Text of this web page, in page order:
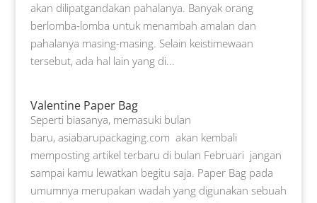
akan dilipatgandakan pahalanya. Banyak orang
berlomba-lomba untuk menambah amalan dan
pahalanya masing-masing. Selain keistimewaan
tersebut, ada hal lain yang di...
Valentine Paper Bag
Seperti biasanya, memasuki bulan
baru, asiabarupackaging.com akan kembali
memposting artikel terbaru di bulan Februari jangan
sampai kamu lewatkan begitu saja. Paper Bag pada
umumnya merupakan wadah yang digunakan sebuah